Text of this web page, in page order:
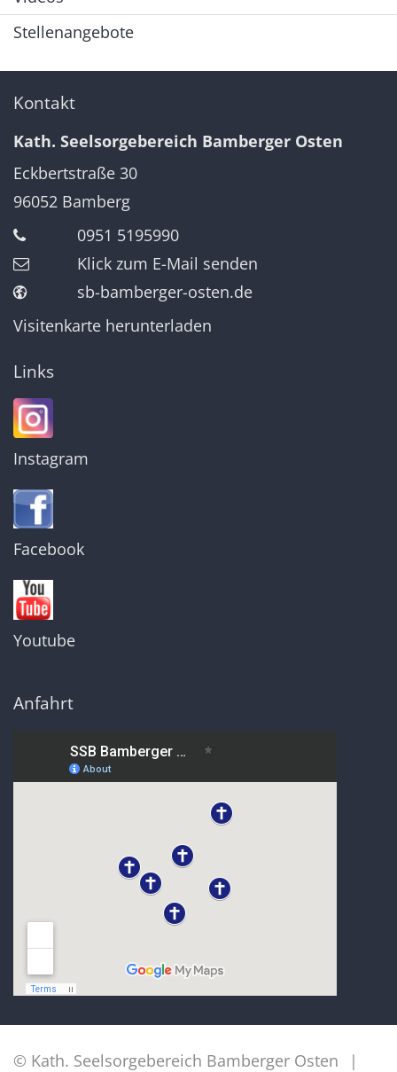
Stellenangebote
Kontakt
Kath. Seelsorgebereich Bamberger Osten
Eckbertstraße 30
96052 Bamberg
0951 5195990
Klick zum E-Mail senden
sb-bamberger-osten.de
Visitenkarte herunterladen
Links
Instagram
Facebook
Youtube
Anfahrt
© Kath. Seelsorgebereich Bamberger Osten